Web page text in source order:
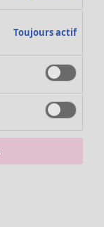
Toujours actif